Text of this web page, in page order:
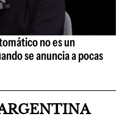
no es un
se anuncia a pocas